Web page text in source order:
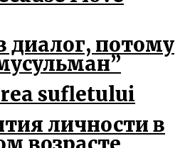
диалог, потому
sufletului
личности в